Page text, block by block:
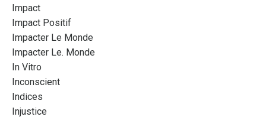
Impact
Impact Positif
Impacter Le Monde
Impacter Le. Monde
In Vitro
Inconscient
Indices
Injustice